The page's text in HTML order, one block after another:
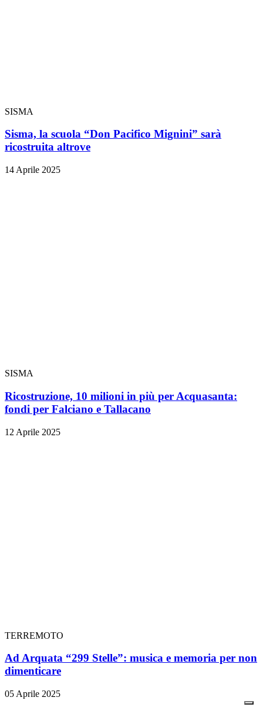
SISMA
Sisma, la scuola “Don Pacifico Mignini” sarà
ricostruita altrove
14 Aprile 2025
SISMA
Ricostruzione, 10 milioni in più per Acquasanta:
fondi per Falciano e Tallacano
12 Aprile 2025
TERREMOTO
Ad Arquata “299 Stelle”: musica e memoria per non
dimenticare
05 Aprile 2025